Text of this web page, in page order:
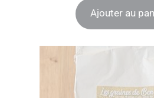
Ajouter au